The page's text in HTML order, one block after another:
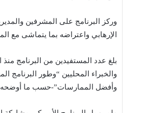
الإرهابي واعتراضه بما يتماشى مع
والخبراء المحليين “وطور البرنامج
وأفضل الممارسات”-حسب ما أوضحه